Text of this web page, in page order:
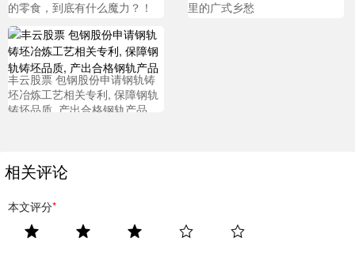
的零食，到底有什么魔力？！
里的广式乡愁
丰云股票 包钢股份申请钢轨铸
坯冶炼工艺相关专利, 保障钢轨
铸坯品质, 产出合格钢轨产品
相关评论
本文评分*